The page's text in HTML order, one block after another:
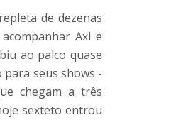
de dezenas
Axl e
ao palco quase
seus shows -
chegam a três
sexteto entrou